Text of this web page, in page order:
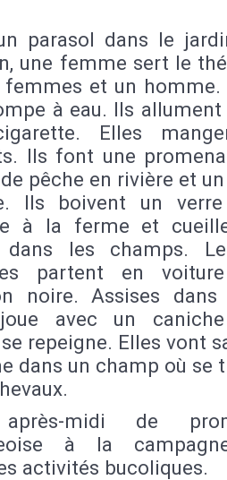
parasol dans le
une femme sert le
femmes et un homme.
à eau. Ils allument
Elles
Ils font une
pêche en rivière et
Ils boivent un
à la ferme et
dans les champs.
partent en
noire. Assises dans
avec un
repeigne. Elles vont
dans un champ où se
midi de
à la
activités bucoliques.